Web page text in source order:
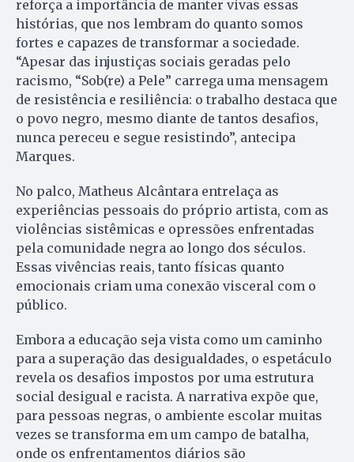
reforça a importância de manter vivas essas
histórias, que nos lembram do quanto somos
fortes e capazes de transformar a sociedade.
“Apesar das injustiças sociais geradas pelo
racismo, “Sob(re) a Pele” carrega uma mensagem
de resistência e resiliência: o trabalho destaca que
o povo negro, mesmo diante de tantos desafios,
nunca pereceu e segue resistindo”, antecipa
Marques.
No palco, Matheus Alcântara entrelaça as
experiências pessoais do próprio artista, com as
violências sistêmicas e opressões enfrentadas
pela comunidade negra ao longo dos séculos.
Essas vivências reais, tanto físicas quanto
emocionais criam uma conexão visceral com o
público.
Embora a educação seja vista como um caminho
para a superação das desigualdades, o espetáculo
revela os desafios impostos por uma estrutura
social desigual e racista. A narrativa expõe que,
para pessoas negras, o ambiente escolar muitas
vezes se transforma em um campo de batalha,
onde os enfrentamentos diários são